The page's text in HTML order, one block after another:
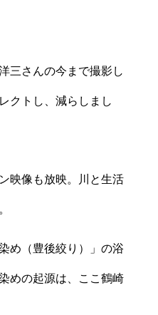
三さんの今まで撮影し
クトし、減らしまし
映像も放映。川と生活
め（豊後絞り）」の浴
めの起源は、ここ鶴崎